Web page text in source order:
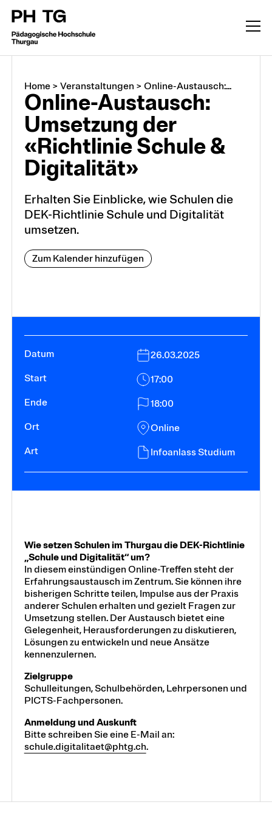
Home> Veranstaltungen > Online-Austausch:...
Online-Austausch:
Umsetzung der
«Richtlinie Schule &
Digitalität»
Erhalten Sie Einblicke, wie Schulen die
DEK-Richtlinie Schule und Digitalität
umsetzen.
Zum Kalender hinzufügen
26.03.2025
17:00
18:00
Online
Infoanlass Studium
Wie setzen Schulen im Thurgau die DEK-Richtlinie
„Schule und Digitalität“ um?
In diesem einstündigen Online-Treffen steht der
Erfahrungsaustausch im Zentrum. Sie können ihre
bisherigen Schritte teilen, Impulse aus der Praxis
anderer Schulen erhalten und gezielt Fragen zur
Umsetzung stellen. Der Austausch bietet eine
Gelegenheit, Herausforderungen zu diskutieren,
Lösungen zu entwickeln und neue Ansätze
kennenzulernen.
Zielgruppe
Schulleitungen, Schulbehörden, Lehrpersonen und
PICTS-Fachpersonen.
Anmeldung und Auskunft
Bitte schreiben Sie eine E-Mail an:
schule.digitalitaet@phtg.ch.